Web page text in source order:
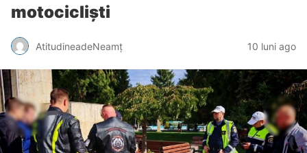
motocicliști
AtitudineadeNeamț 10 luni ago